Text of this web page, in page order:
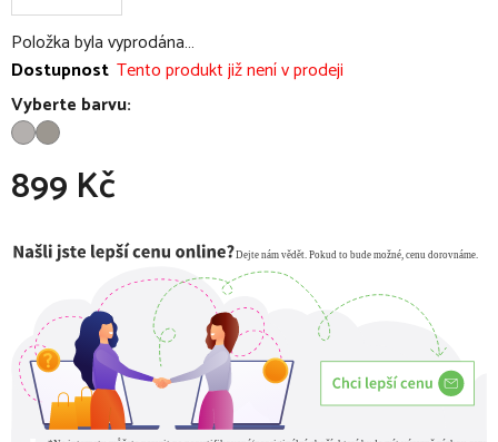
Položka byla vyprodána…
Dostupnost Tento produkt již není v prodeji
Vyberte barvu:
899 Kč